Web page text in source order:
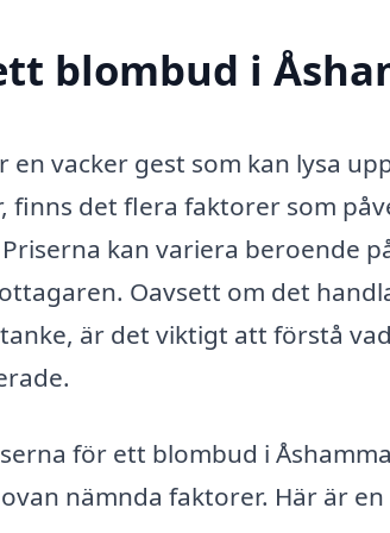
blombud i
en vacker gest som kan lysa
finns det flera faktorer som
kan variera beroende
Oavsett om det
är det viktigt att förstå
för ett blombud i
nämnda faktorer. Här är